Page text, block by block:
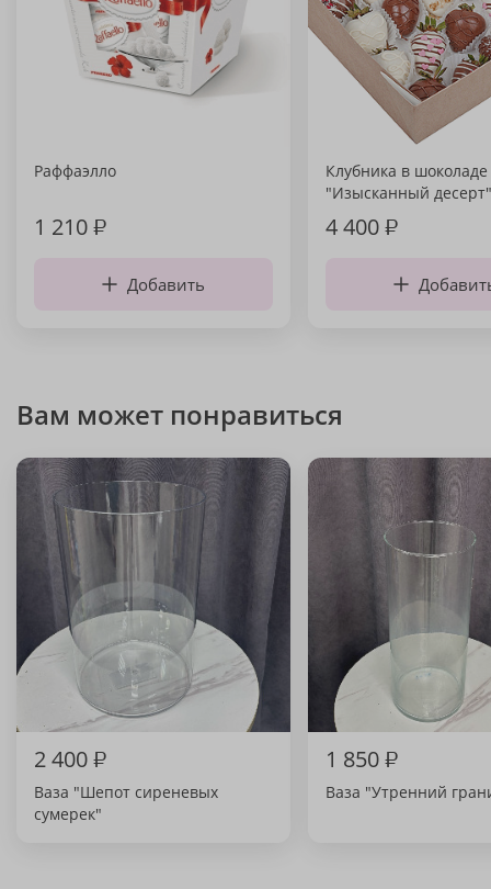
Раффаэлло
1 210₽
Добавить
Клубника в шоколаде
"Изысканный десерт"
4 400₽
Вам может понравиться
2 400₽
Ваза "Шепот сиреневых
сумерек"
1 850₽
Ваза "Утренний